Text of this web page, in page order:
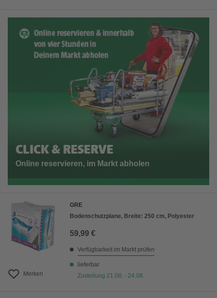
CLICK & RESERVE
Online reservieren, im Markt abholen
Merken
GRE
Bodenschutzplane, Breite: 250 cm, Polyester
59,99 €
Verfügbarkeit im Markt prüfen
lieferbar
Zustellung 21.08. - 24.08.